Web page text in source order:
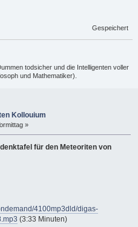
Gespeichert
todsicher und die Intelligenten voller
und Mathematiker).
Kollouium
»
für den Meteoriten von
4100mp3dld/digas-
(3:33 Minuten)